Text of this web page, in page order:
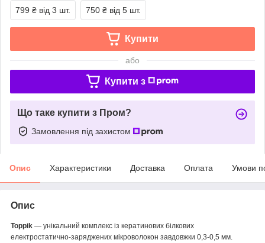
799 ₴ від 3 шт. 750 ₴ від 5 шт.
Купити
або
Купити з
Що таке купити з Пром?
Замовлення під захистом
Опис Характеристики Доставка Оплата Умови
Опис
Toppik — унікальний комплекс із кератинових білкових
електростатично-заряджених мікроволокон завдовжки 0,3-0,5 мм.